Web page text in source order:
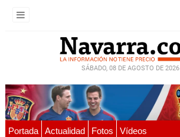
SÁBADO, 08 DE AGOSTO DE 2026
Portada Actualidad Fotos Vídeos